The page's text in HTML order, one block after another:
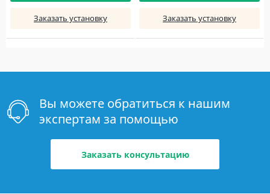
Заказать установку Заказать установку
Вы можете обратиться к нашим
экспертам за помощью
Заказать консультацию